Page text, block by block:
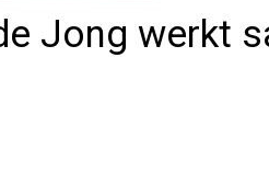
Jong werkt